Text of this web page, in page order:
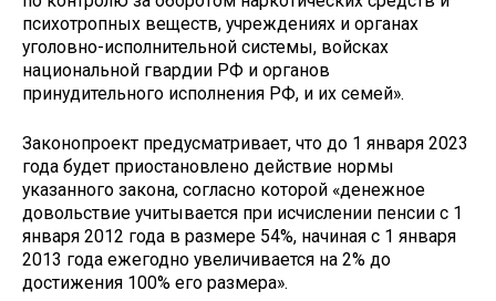
психотропных веществ, учреждениях и органах
уголовно-исполнительной системы, войсках
национальной гвардии РФ и органов
принудительного исполнения РФ, и их семей».
Законопроект предусматривает, что до 1 января 2023
года будет приостановлено действие нормы
указанного закона, согласно которой «денежное
довольствие учитывается при исчислении пенсии с 1
января 2012 года в размере 54%, начиная с 1 января
2013 года ежегодно увеличивается на 2% до
достижения 100% его размера».